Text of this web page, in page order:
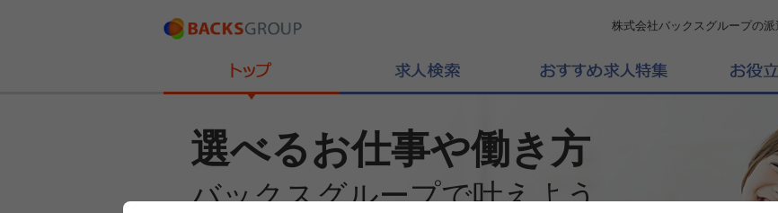
株式会社バックスグループの
選べるお仕事や働き方
バックスグループで叶えよう